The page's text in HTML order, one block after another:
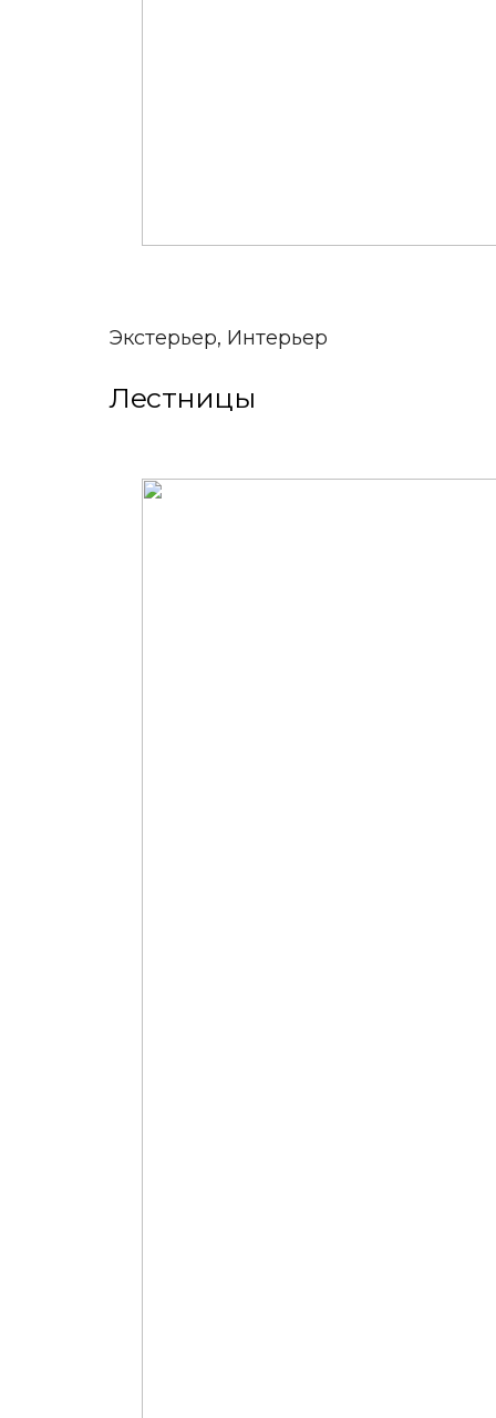
Экстерьер, Интерьер
Лестницы